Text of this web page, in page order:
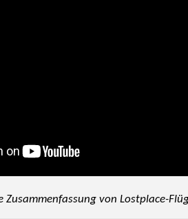
Zusammenfassung von Lostplace-